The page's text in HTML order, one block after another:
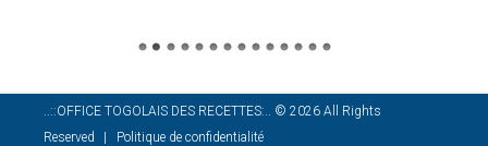
..::OFFICE TOGOLAIS DES RECETTES:.. © 2026 All Rights
Reserved
Politique de confidentialité